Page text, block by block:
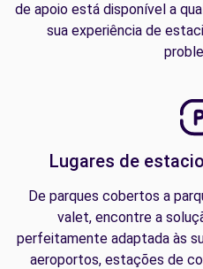
de apoio está disponível a
sua experiência de
Lugares de
De parques cobertos a
valet, encontre a
perfeitamente adaptada às
aeroportos, estações de